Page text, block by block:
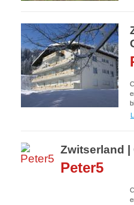
Zwitserland |
Peter5